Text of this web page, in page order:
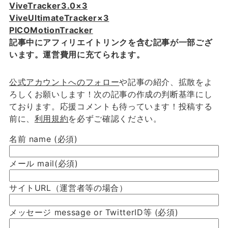
ViveTracker3.0×3
ViveUltimateTracker×3
PICOMotionTracker
記事中にアフィリエイトリンクを含む記事が一部ござ
います。運営費用に充てられます。
公式アカウントへのフォローや記事の紹介、拡散をよ
ろしくお願いします！次の記事の作成の判断基準にし
ております。応援コメントも待っています！投稿する
前に、 利用規約を必ずご確認ください。
名前 name (必須)
メール mail(必須)
サイトURL（運営者等の場合）
メッセージ message or TwitterID等 (必須)